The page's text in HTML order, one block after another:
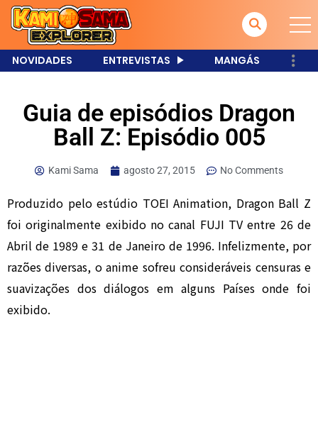
NOVIDADES ENTREVISTAS MANGÁS
Guia de episódios Dragon
Ball Z: Episódio 005
Kami Sama agosto 27, 2015 No Comments
Produzido pelo estúdio TOEI Animation, Dragon Ball Z
foi originalmente exibido no canal FUJI TV entre 26 de
Abril de 1989 e 31 de Janeiro de 1996. Infelizmente, por
razões diversas, o anime sofreu consideráveis censuras e
suavizações dos diálogos em alguns Países onde foi
exibido.